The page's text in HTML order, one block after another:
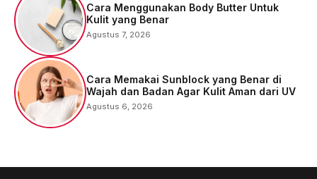
Cara Menggunakan Body Butter Untuk
Kulit yang Benar
Agustus 7, 2026
Cara Memakai Sunblock yang Benar di
Wajah dan Badan Agar Kulit Aman dari UV
Agustus 6, 2026